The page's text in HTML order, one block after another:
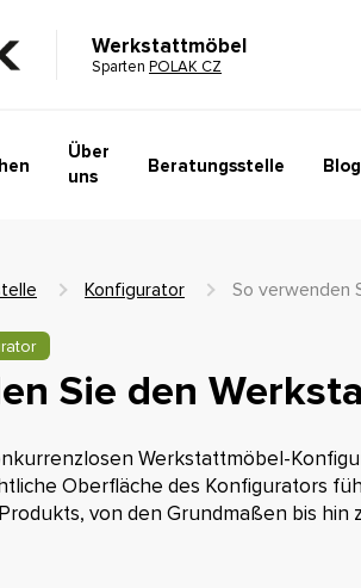
Werkstattmöbel
Sparten POLAK CZ
Über
uns
Beratungsstelle Blog
Konfigurator So verwenden
Sie den
Werkstattmöbel-
Oberfläche des Konfigurators
von den Grundmaßen bis hin